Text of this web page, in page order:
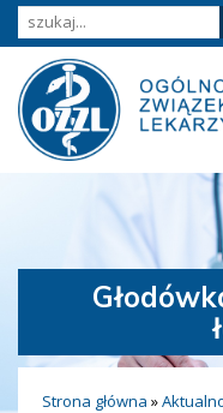
Strona główna »